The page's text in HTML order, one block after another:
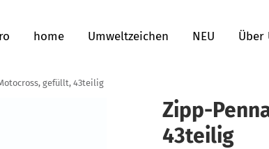
home Umweltzeichen NEU Über
gefüllt, 43teilig
Zipp-
43teilig